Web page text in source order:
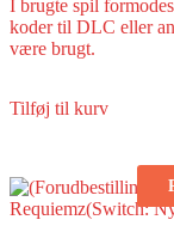
I brugte spil
koder til DLC eller
være brugt.
Tilføj til kurv